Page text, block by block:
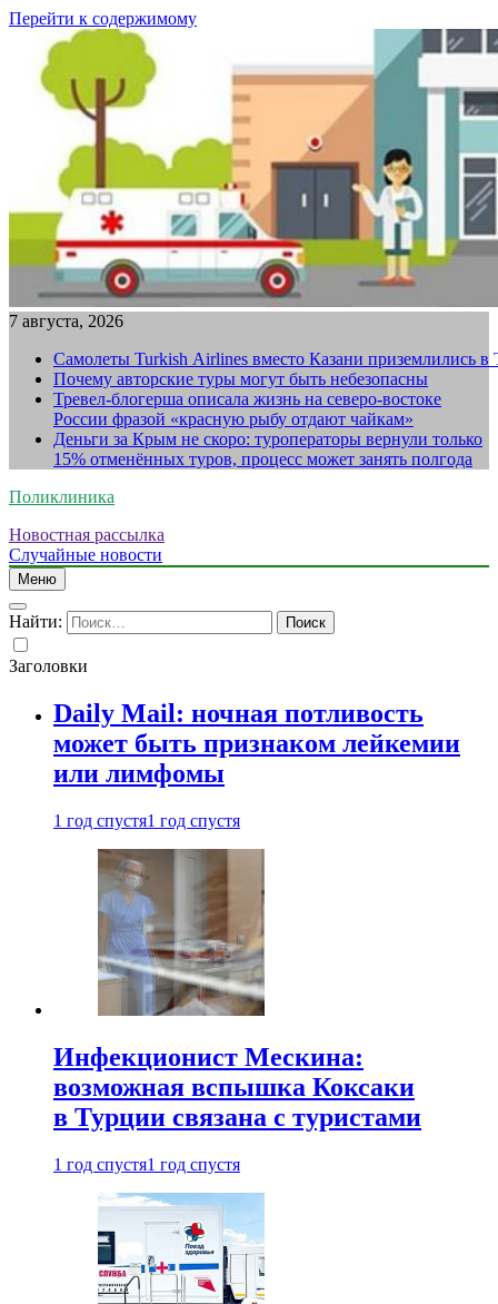
Перейти к содержимому
7 августа, 2026
Самолеты Turkish Airlines вместо Казани приземлились в
Почему авторские туры могут быть небезопасны
Тревел-блогерша описала жизнь на северо-востоке
России фразой «красную рыбу отдают чайкам»
Деньги за Крым не скоро: туроператоры вернули только
15% отменённых туров, процесс может занять полгода
Поликлиника
Новостная рассылка
Случайные новости
Меню
Найти:
Заголовки
Daily Mail: ночная потливость
может быть признаком лейкемии
или лимфомы
1 год спустя1 год спустя
Инфекционист Мескина:
возможная вспышка Коксаки
в Турции связана с туристами
1 год спустя1 год спустя